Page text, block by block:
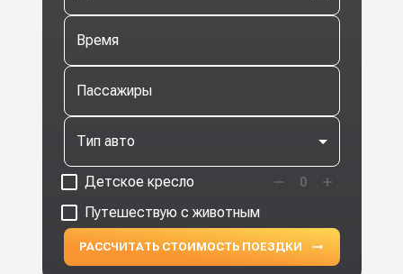
Время
Пассажиры
Тип авто
Детское кресло 0
Путешествую с животным
РАССЧИТАТЬ СТОИМОСТЬ ПОЕЗДКИ